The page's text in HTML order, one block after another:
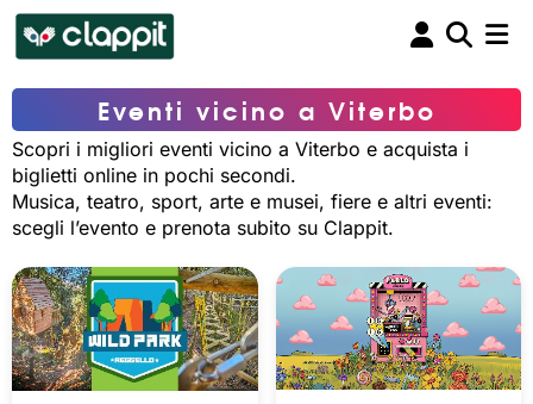
Eventi vicino a Viterbo
Scopri i migliori eventi vicino a Viterbo e acquista i
biglietti online in pochi secondi.
Musica, teatro, sport, arte e musei, fiere e altri eventi:
scegli l’evento e prenota subito su Clappit.